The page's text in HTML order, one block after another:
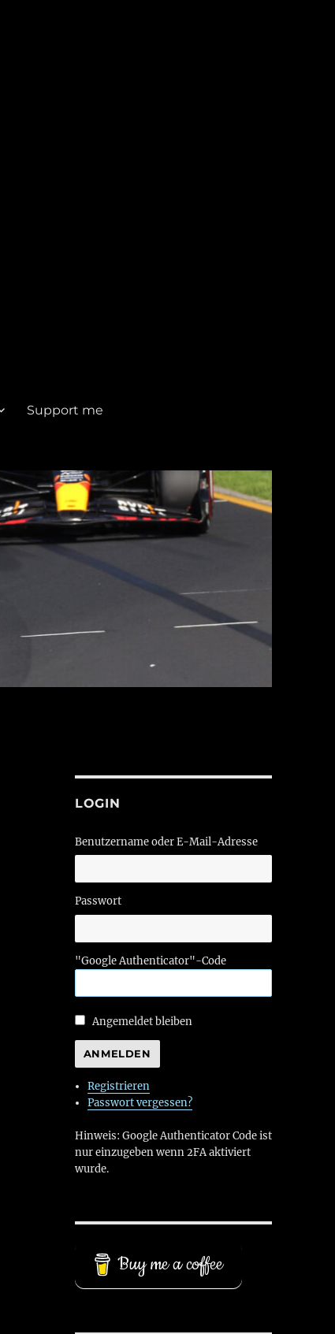
Support me
LOGIN
Benutzername oder E-Mail-Adresse
Passwort
"Google Authenticator"-Code
Angemeldet bleiben
ANMELDEN
Registrieren
Passwort vergessen?
Hinweis: Google Authenticator Code ist
nur einzugeben wenn 2FA aktiviert
wurde.
Buy me a coffee